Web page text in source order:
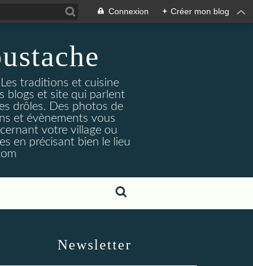
Connexion + Créer mon blog
traditions et cuisine
blogs et site qui parlent
drôles. Des photos de
et évènements vous
votre village ou
en précisant bien le lieu
Newsletter